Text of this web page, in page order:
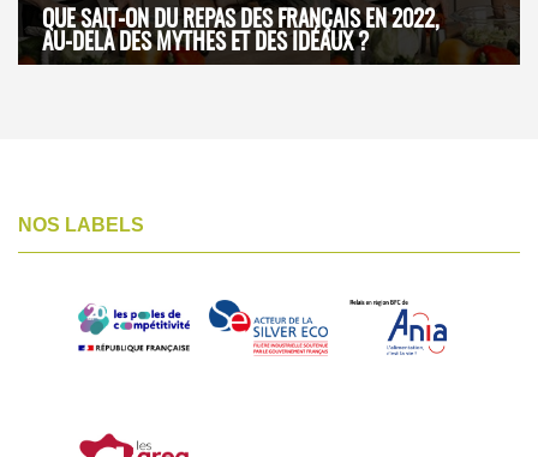
QUE SAIT-ON DU REPAS DES FRANÇAIS EN 2022,
AU-DELÀ DES MYTHES ET DES IDÉAUX ?
NOS LABELS